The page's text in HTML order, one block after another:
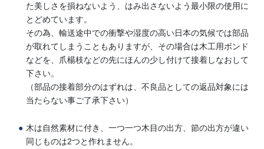
た美しさを損ねないよう、はみ出さないよう最小限の使用に
とどめています。
その為、輸送途中での衝撃や湿度の高い日本の気候では部品
が取れてしまうこともありますが、その場合は木工用ボンド
などを、爪楊枝などの先にほんの少し付けて接着しなおして
下さい。
（部品の接着部分のはずれは、不良品としての返品対象には
当たらない事ご了承下さい）
木は自然素材に付き、一つ一つ木目の出方、節の出方が違い
同じものは2つと作れません。